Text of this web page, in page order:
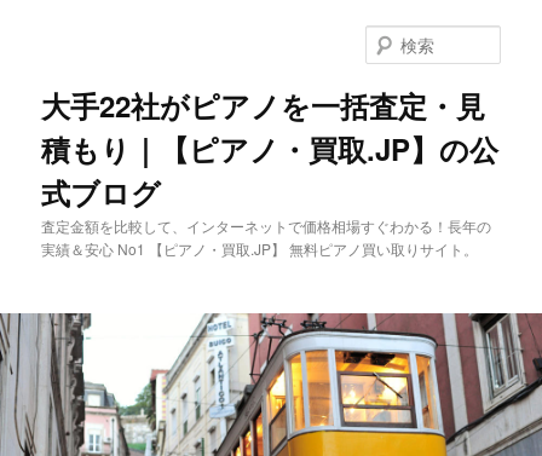
大手22社がピアノを一括査定・見
積もり｜【ピアノ・買取.JP】の公
式ブログ
査定金額を比較して、インターネットで価格相場すぐわかる！長年の
実績＆安心 No1 【ピアノ・買取.JP】 無料ピアノ買い取りサイト。
索